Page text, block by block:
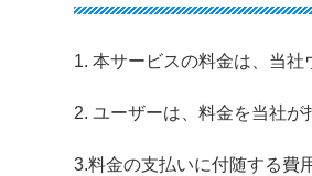
1. 本サービスの料金は、当社
2. ユーザーは、料金を当社が
3.料金の支払いに付随する費